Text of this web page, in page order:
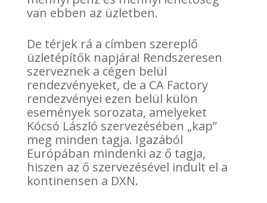
van ebben az üzletben.
De térjek rá a címben szereplő
üzletépítők napjára! Rendszeresen
szerveznek a cégen belül
rendezvényeket, de a CA Factory
rendezvényei ezen belül külön
események sorozata, amelyeket
Kócsó László szervezésében „kap”
meg minden tagja. Igazából
Európában mindenki az ő tagja,
hiszen az ő szervezésével indult el a
kontinensen a DXN.